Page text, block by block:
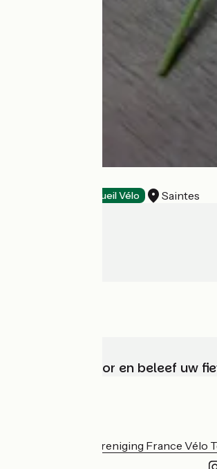
Accueil Vélo Saintes
Kies, bereid voor en beleef uw
De nationale vereniging France